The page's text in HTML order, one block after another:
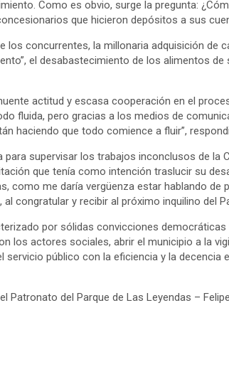
Como es obvio, surge la pregunta:
que hicieron depósitos a sus
concurrentes, la millonaria adquisición de
el desabastecimiento de los alimentos
actitud y escasa cooperación en el
fluida, pero gracias a los medios de
haciendo que todo comience a fluir”,
supervisar los trabajos inconclusos de la
que tenía como intención traslucir su
me daría vergüenza estar hablando de
congratular y recibir al próximo inquilino del
por sólidas convicciones
los actores sociales, abrir el municipio a la
público con la eficiencia y la decencia
del Parque de Las Leyendas –